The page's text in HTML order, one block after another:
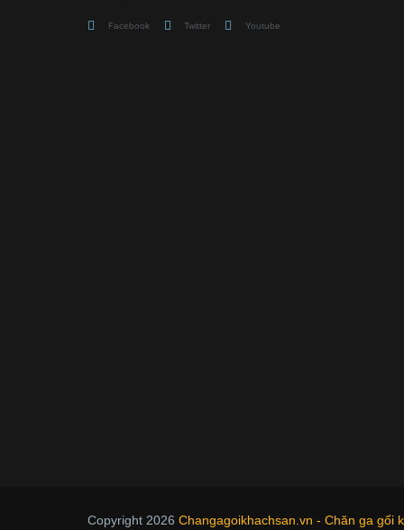
Facebook Twitter Youtube
Copyright 2026 Changagoikhachsan.vn - Chăn ga gối